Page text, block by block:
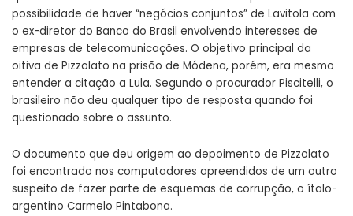
possibilidade de haver “negócios conjuntos” de Lavitola com
o ex-diretor do Banco do Brasil envolvendo interesses de
empresas de telecomunicações. O objetivo principal da
oitiva de Pizzolato na prisão de Módena, porém, era mesmo
entender a citação a Lula. Segundo o procurador Piscitelli, o
brasileiro não deu qualquer tipo de resposta quando foi
questionado sobre o assunto.
O documento que deu origem ao depoimento de Pizzolato
foi encontrado nos computadores apreendidos de um outro
suspeito de fazer parte de esquemas de corrupção, o ítalo-
argentino Carmelo Pintabona.